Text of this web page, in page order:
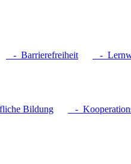
- Barrierefreiheit -
Bildung -